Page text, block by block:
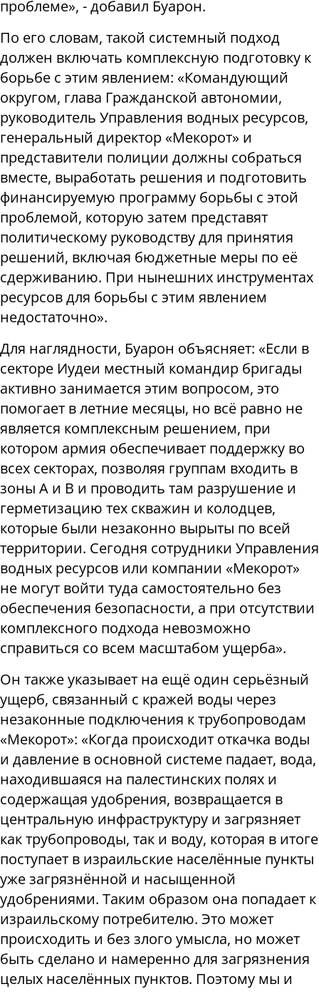
проблеме», - добавил Буарон.
По его словам, такой системный подход
должен включать комплексную подготовку к
борьбе с этим явлением: «Командующий
округом, глава Гражданской автономии,
руководитель Управления водных ресурсов,
генеральный директор «Мекорот» и
представители полиции должны собраться
вместе, выработать решения и подготовить
финансируемую программу борьбы с этой
проблемой, которую затем представят
политическому руководству для принятия
решений, включая бюджетные меры по её
сдерживанию. При нынешних инструментах
ресурсов для борьбы с этим явлением
недостаточно».
Для наглядности, Буарон объясняет: «Если в
секторе Иудеи местный командир бригады
активно занимается этим вопросом, это
помогает в летние месяцы, но всё равно не
является комплексным решением, при
котором армия обеспечивает поддержку во
всех секторах, позволяя группам входить в
зоны A и B и проводить там разрушение и
герметизацию тех скважин и колодцев,
которые были незаконно вырыты по всей
территории. Сегодня сотрудники Управления
водных ресурсов или компании «Мекорот»
не могут войти туда самостоятельно без
обеспечения безопасности, а при отсутствии
комплексного подхода невозможно
справиться со всем масштабом ущерба».
Он также указывает на ещё один серьёзный
ущерб, связанный с кражей воды через
незаконные подключения к трубопроводам
«Мекорот»: «Когда происходит откачка воды
и давление в основной системе падает, вода,
находившаяся на палестинских полях и
содержащая удобрения, возвращается в
центральную инфраструктуру и загрязняет
как трубопроводы, так и воду, которая в итоге
поступает в израильские населённые пункты
уже загрязнённой и насыщенной
удобрениями. Таким образом она попадает к
израильскому потребителю. Это может
происходить и без злого умысла, но может
быть сделано и намеренно для загрязнения
целых населённых пунктов. Поэтому мы и